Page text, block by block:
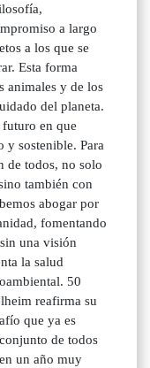
a largo
a los que se
Esta forma
animales y de los
del planeta.
en que
y sostenible. Para
de todos, no solo
también con
abogar por
fomentando
una visión
la salud
50
reafirma su
que ya es
de todos
un año muy